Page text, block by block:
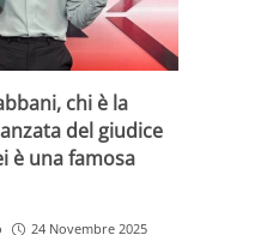
chi è la
del giudice
è una famosa
24 Novembre 2025